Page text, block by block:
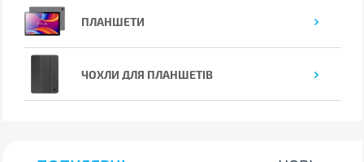
ПЛАНШЕТИ
ЧОХЛИ ДЛЯ ПЛАНШЕТІВ